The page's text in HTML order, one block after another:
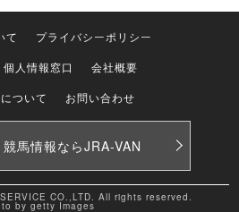
て
プライバシーポリシー
個人情報窓口
会社概要
ついて
お問い合わせ
馬情報ならJRA-VAN
CO.,LTD. All rights reserved.
by getty Images